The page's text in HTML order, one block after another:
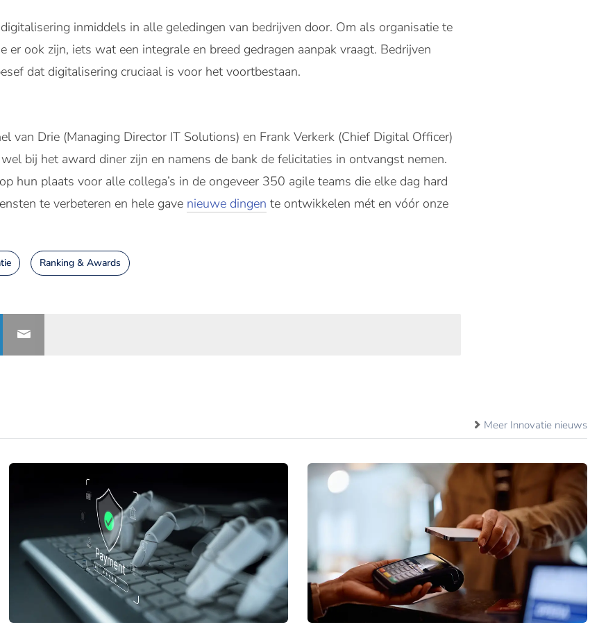
inmiddels in alle geledingen van bedrijven door. Om als organisatie te
er ook zijn, iets wat een integrale en breed gedragen aanpak vraagt. Bedrijven
dat digitalisering cruciaal is voor het voortbestaan.
van Drie (Managing Director IT Solutions) en Frank Verkerk (Chief Digital Officer)
bij het award diner zijn en namens de bank de felicitaties in ontvangst nemen.
hun plaats voor alle collega’s in de ongeveer 350 agile teams die elke dag hard
te verbeteren en hele gave nieuwe dingen te ontwikkelen mét en vóór onze
Ranking & Awards
Meer Innovatie nieuws